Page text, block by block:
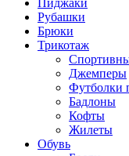
Пиджаки
Рубашки
Брюки
Трикотаж
Джемперы
Футболки
Бадлоны
Кофты
Жилеты
Обувь